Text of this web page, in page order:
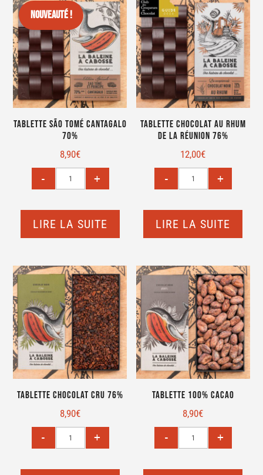
Nouveauté !
Tablette São Tomé Cantagalo
70%
8,90€
LIRE LA SUITE
Tablette chocolat au rhum
de La Réunion 76%
12,00€
LIRE LA SUITE
Tablette Chocolat Cru 76%
8,90€
Tablette 100% Cacao
8,90€